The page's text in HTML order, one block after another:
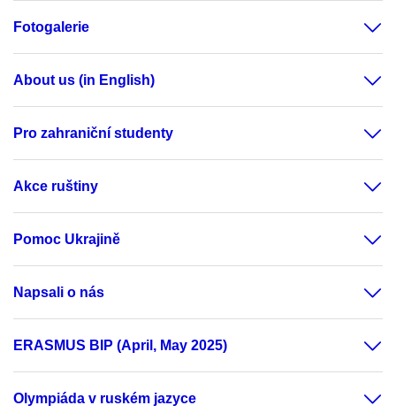
Fotogalerie
About us (in English)
Pro zahraniční studenty
Akce ruštiny
Pomoc Ukrajině
Napsali o nás
ERASMUS BIP (April, May 2025)
Olympiáda v ruském jazyce